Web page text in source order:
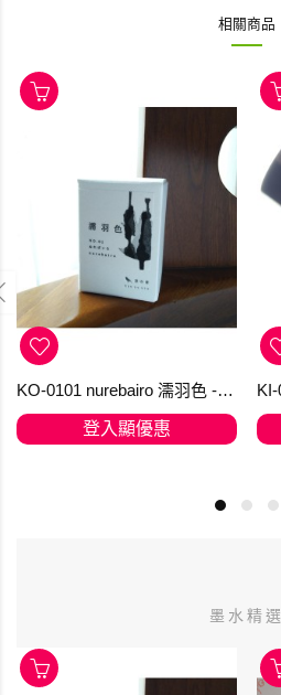
相關商品
KO-0101 nurebairo 濡羽色 -日本名牌京の音樽裝鋼筆墨水40ml 4573356130012
登入顯優惠
墨水精選